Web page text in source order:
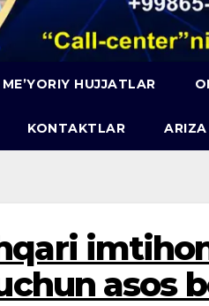
ME’YORIY HUJJATLAR
KONTAKTLAR ARIZA
asos